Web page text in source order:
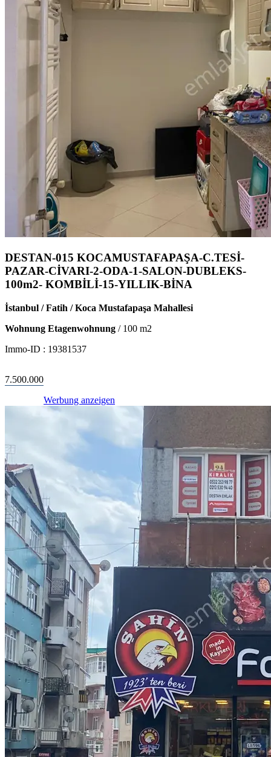
DESTAN-015 KOCAMUSTAFAPAŞA-C.TESİ-
PAZAR-CİVARI-2-ODA-1-SALON-DUBLEKS-
100m2- KOMBİLİ-15-YILLIK-BİNA
İstanbul / Fatih / Koca Mustafapaşa Mahallesi
Wohnung Etagenwohnung / 100 m2
Immo-ID : 19381537
7.500.000
Werbung anzeigen